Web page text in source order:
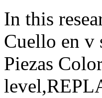
In this
Cuello en v
Piezas